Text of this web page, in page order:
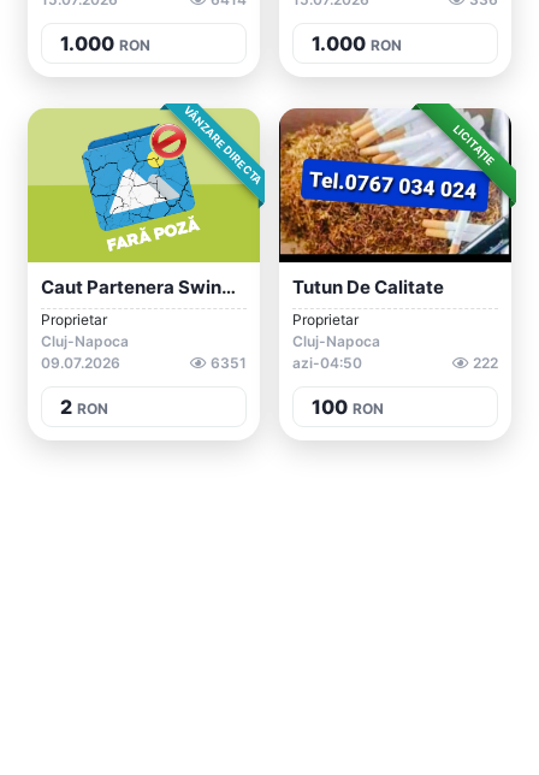
1.000 RON 1.000 RON
VÂNZARE DIRECTA
Caut Partenera Swing Max 35 Ani
Proprietar
Cluj-Napoca
09.07.2026
6351
2 RON
LICITAȚIE
Tutun De Calitate
Proprietar
Cluj-Napoca
azi-04:50
222
100 RON